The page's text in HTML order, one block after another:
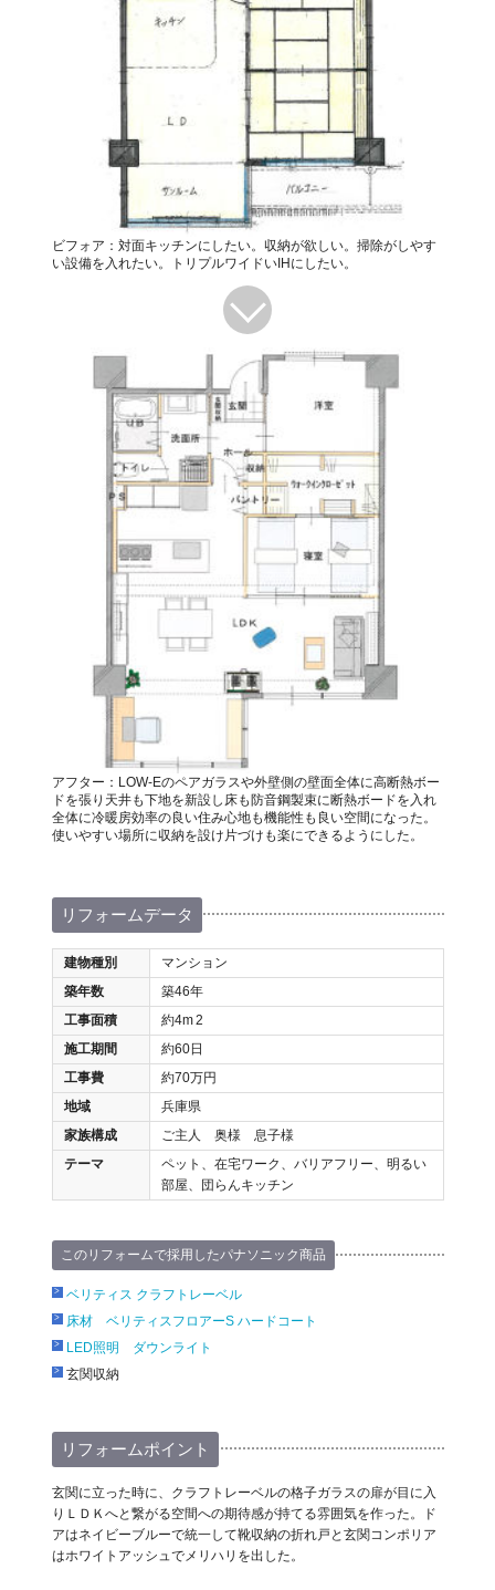
ビフォア：対面キッチンにしたい。収納が欲しい。掃除がしやす
い設備を入れたい。トリプルワイドいIHにしたい。
アフター：LOW-Eのペアガラスや外壁側の壁面全体に高断熱ボー
ドを張り天井も下地を新設し床も防音鋼製束に断熱ボードを入れ
全体に冷暖房効率の良い住み心地も機能性も良い空間になった。
使いやすい場所に収納を設け片づけも楽にできるようにした。
リフォームデータ
建物種別
マンション
築年数
築46年
工事面積
約4m2
施工期間
約60日
工事費
約70万円
地域
兵庫県
家族構成
ご主人 奥様 息子様
テーマ
ペット、在宅ワーク、バリアフリー、明るい
部屋、団らんキッチン
このリフォームで採用したパナソニック商品
ベリティス クラフトレーベル
床材 ベリティスフロアーS ハードコート
LED照明 ダウンライト
玄関収納
リフォームポイント
玄関に立った時に、クラフトレーベルの格子ガラスの扉が目に入
りＬＤＫへと繋がる空間への期待感が持てる雰囲気を作った。ド
アはネイビーブルーで統一して靴収納の折れ戸と玄関コンポリア
はホワイトアッシュでメリハリを出した。